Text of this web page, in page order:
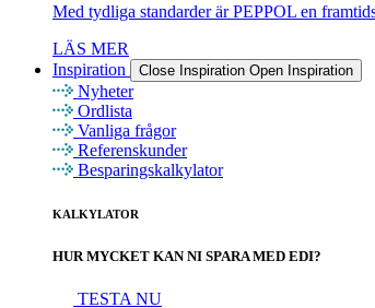
Med tydliga standarder är PEPPOL en
LÄS MER
Inspiration
Close Inspiration Open Inspiration
Nyheter
Ordlista
Vanliga frågor
Referenskunder
Besparingskalkylator
KALKYLATOR
HUR MYCKET KAN NI SPARA MED EDI?
TESTA NU